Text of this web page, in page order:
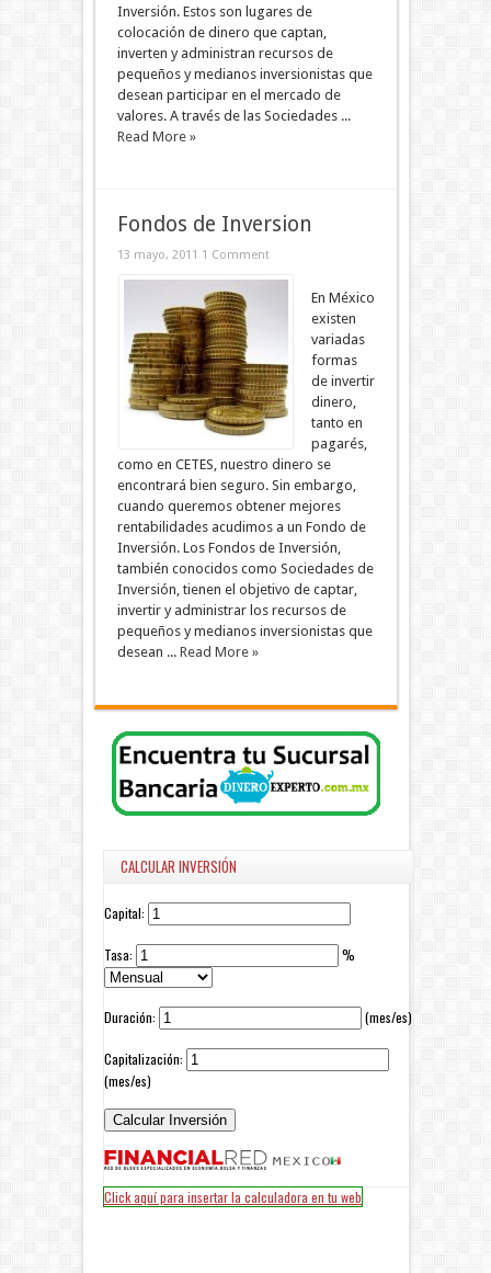
Inversión. Estos son lugares de
colocación de dinero que captan,
inverten y administran recursos de
pequeños y medianos inversionistas que
desean participar en el mercado de
valores. A través de las Sociedades ...
Read More »
Fondos de Inversion
13 mayo, 2011 1 Comment
En México
existen
variadas
formas
de invertir
dinero,
tanto en
pagarés,
como en CETES, nuestro dinero se
encontrará bien seguro. Sin embargo,
cuando queremos obtener mejores
rentabilidades acudimos a un Fondo de
Inversión. Los Fondos de Inversión,
también conocidos como Sociedades de
Inversión, tienen el objetivo de captar,
invertir y administrar los recursos de
pequeños y medianos inversionistas que
desean ... Read More »